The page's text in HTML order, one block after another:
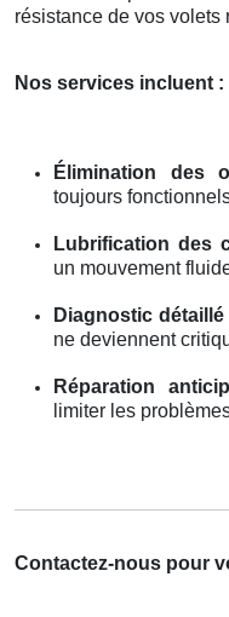
résistance de vos volets
Nos services incluent :
Élimination des
toujours
Lubrification des
un mouvement
Diagnostic détaillé
ne deviennent
Réparation
limiter les
Contactez-nous pour